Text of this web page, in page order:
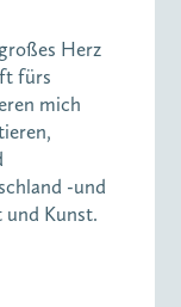
Herz
fürs
mich
-und
und Kunst.